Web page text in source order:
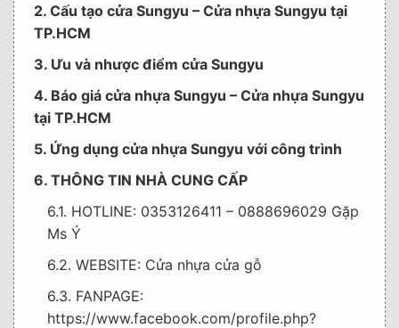
2. Cấu tạo cửa Sungyu – Cửa nhựa Sungyu tại
TP.HCM
3. Ưu và nhược điểm cửa Sungyu
4. Báo giá cửa nhựa Sungyu – Cửa nhựa Sungyu
tại TP.HCM
5. Ứng dụng cửa nhựa Sungyu với công trình
6. THÔNG TIN NHÀ CUNG CẤP
6.1. HOTLINE: 0353126411 – 0888696029 Gặp
Ms Ý
6.2. WEBSITE: Cửa nhựa cửa gỗ
6.3. FANPAGE:
https://www.facebook.com/profile.php?